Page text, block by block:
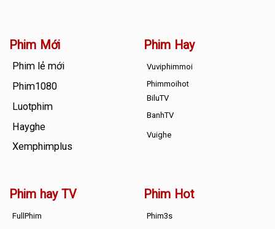
Phim Mới
Phim lẻ mới
Phim1080
Luotphim
Hayghe
Xemphimplus
Phim Hay
Vuviphimmoi
Phimmoihot
BiluTV
BanhTV
Vuighe
Phim hay TV
FullPhim
Phim Hot
Phim3s